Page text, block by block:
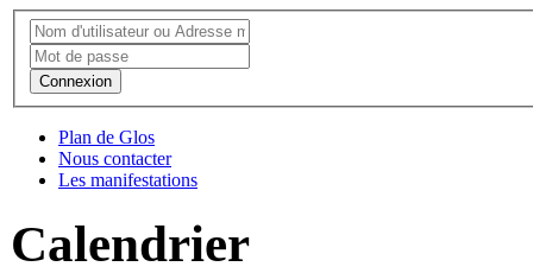
Connexion
Plan de Glos
Nous contacter
Les manifestations
Calendrier